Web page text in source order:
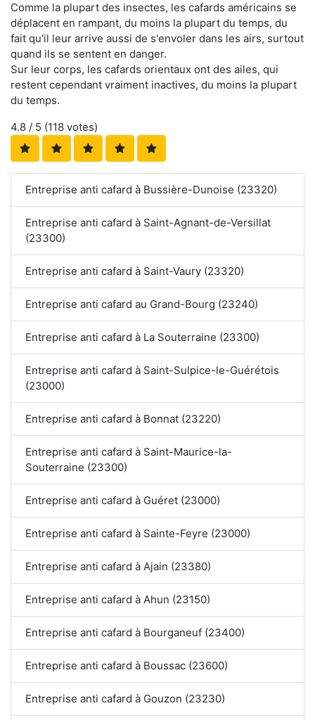
Comme la plupart des insectes, les cafards américains se
déplacent en rampant, du moins la plupart du temps, du
fait qu'il leur arrive aussi de s'envoler dans les airs, surtout
quand ils se sentent en danger.
Sur leur corps, les cafards orientaux ont des ailes, qui
restent cependant vraiment inactives, du moins la plupart
du temps.
4.8 / 5 (118 votes)
Entreprise anti cafard à Bussière-Dunoise (23320)
Entreprise anti cafard à Saint-Agnant-de-Versillat
(23300)
Entreprise anti cafard à Saint-Vaury (23320)
Entreprise anti cafard au Grand-Bourg (23240)
Entreprise anti cafard à La Souterraine (23300)
Entreprise anti cafard à Saint-Sulpice-le-Guérétois
(23000)
Entreprise anti cafard à Bonnat (23220)
Entreprise anti cafard à Saint-Maurice-la-
Souterraine (23300)
Entreprise anti cafard à Guéret (23000)
Entreprise anti cafard à Sainte-Feyre (23000)
Entreprise anti cafard à Ajain (23380)
Entreprise anti cafard à Ahun (23150)
Entreprise anti cafard à Bourganeuf (23400)
Entreprise anti cafard à Boussac (23600)
Entreprise anti cafard à Gouzon (23230)